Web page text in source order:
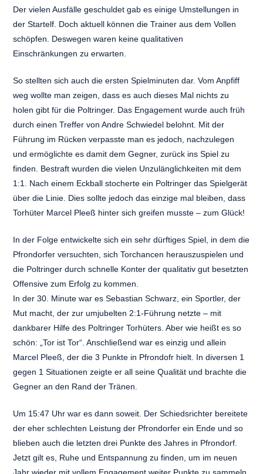
Der vielen Ausfälle geschuldet gab es einige Umstellungen in
der Startelf. Doch aktuell können die Trainer aus dem Vollen
schöpfen. Deswegen waren keine qualitativen
Einschränkungen zu erwarten.
So stellten sich auch die ersten Spielminuten dar. Vom Anpfiff
weg wollte man zeigen, dass es auch dieses Mal nichts zu
holen gibt für die Poltringer. Das Engagement wurde auch früh
durch einen Treffer von Andre Schwiedel belohnt. Mit der
Führung im Rücken verpasste man es jedoch, nachzulegen
und ermöglichte es damit dem Gegner, zurück ins Spiel zu
finden. Bestraft wurden die vielen Unzulänglichkeiten mit dem
1:1. Nach einem Eckball stocherte ein Poltringer das Spielgerät
über die Linie. Dies sollte jedoch das einzige mal bleiben, dass
Torhüter Marcel Pleeß hinter sich greifen musste – zum Glück!
In der Folge entwickelte sich ein sehr dürftiges Spiel, in dem die
Pfrondorfer versuchten, sich Torchancen herauszuspielen und
die Poltringer durch schnelle Konter der qualitativ gut besetzten
Offensive zum Erfolg zu kommen.
In der 30. Minute war es Sebastian Schwarz, ein Sportler, der
Mut macht, der zur umjubelten 2:1-Führung netzte – mit
dankbarer Hilfe des Poltringer Torhüters. Aber wie heißt es so
schön: „Tor ist Tor“. Anschließend war es einzig und allein
Marcel Pleeß, der die 3 Punkte in Pfrondofr hielt. In diversen 1
gegen 1 Situationen zeigte er all seine Qualität und brachte die
Gegner an den Rand der Tränen.
Um 15:47 Uhr war es dann soweit. Der Schiedsrichter bereitete
der eher schlechten Leistung der Pfrondorfer ein Ende und so
blieben auch die letzten drei Punkte des Jahres in Pfrondorf.
Jetzt gilt es, Ruhe und Entspannung zu finden, um im neuen
Jahr wieder mit vollem Engagement weiter Punkte zu sammeln.